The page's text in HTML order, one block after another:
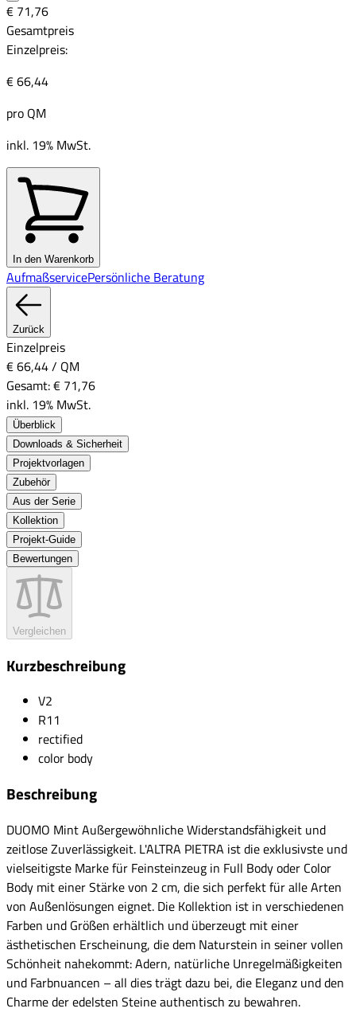
€ 71,76
Gesamtpreis
Einzelpreis:
€ 66,44
pro QM
inkl. 19% MwSt.
In den Warenkorb
AufmaßservicePersönliche Beratung
Zurück
Einzelpreis
€ 66,44/ QM
Gesamt:€ 71,76
inkl. 19% MwSt.
Überblick
Downloads & Sicherheit
Projektvorlagen
Zubehör
Aus der Serie
Kollektion
Projekt-Guide
Bewertungen
Vergleichen
Kurzbeschreibung
V2
R11
rectified
color body
Beschreibung
DUOMO Mint Außergewöhnliche Widerstandsfähigkeit und
zeitlose Zuverlässigkeit. L'ALTRA PIETRA ist die exklusivste und
vielseitigste Marke für Feinsteinzeug in Full Body oder Color
Body mit einer Stärke von 2 cm, die sich perfekt für alle Arten
von Außenlösungen eignet. Die Kollektion ist in verschiedenen
Farben und Größen erhältlich und überzeugt mit einer
ästhetischen Erscheinung, die dem Naturstein in seiner vollen
Schönheit nahekommt: Adern, natürliche Unregelmäßigkeiten
und Farbnuancen – all dies trägt dazu bei, die Eleganz und den
Charme der edelsten Steine authentisch zu bewahren.